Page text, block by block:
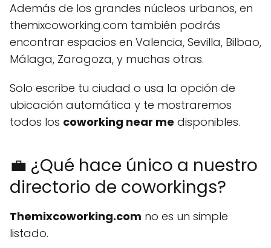
Además de los grandes núcleos urbanos, en
themixcoworking.com también podrás
encontrar espacios en Valencia, Sevilla, Bilbao,
Málaga, Zaragoza, y muchas otras.
Solo escribe tu ciudad o usa la opción de
ubicación automática y te mostraremos
todos los coworking near me disponibles.
💼 ¿Qué hace único a nuestro
directorio de coworkings?
Themixcoworking.com no es un simple
listado.